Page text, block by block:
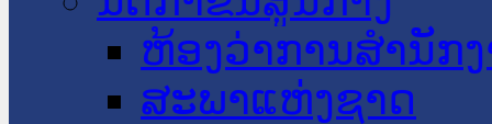
ຫ້ອງວ່າການສໍານັກ
ສະພາແຫ່ງຊາດ